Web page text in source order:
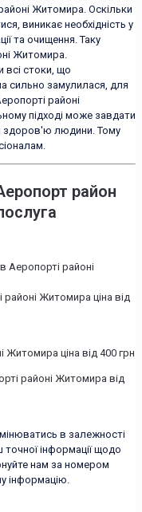
Житомира. Оскільки
виникає необхідність у
та очищення. Таку
Житомира.
всі стоки, що
сильно замулилася, для
районі
підході може завдати
здоров'ю людини. Тому
район
Аеропорті районі
районі Житомира ціна від
Житомира ціна від 400 грн
районі Житомира від
в залежності
точної інформації щодо
нам за номером
інформацію.